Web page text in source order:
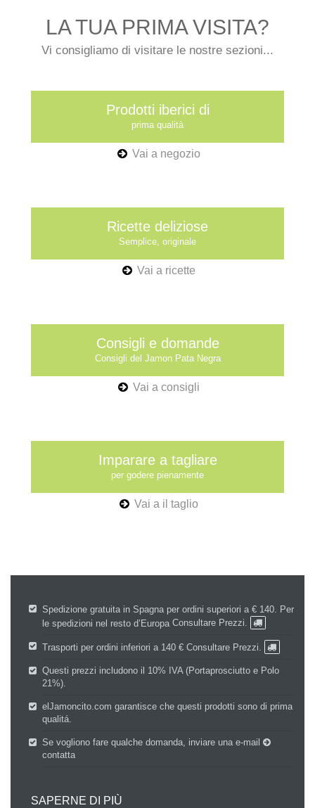
LA TUA PRIMA VISITA?
Vi consigliamo di visitare le nostre sezioni...
Prodotti iberici di
prima qualità
Vai a negozio
Ricette deliziose
Semplice, originale
Vai a ricette
Consigli e domande
Consigli del Jamon Pata Negra
Vai a consigli
Imparare a tagliare
per godere pienamente
Vai a il taglio
Spedizione gratuita in Spagna per ordini superiori a € 140. Per
le spedizioni nel resto d’Europa Consultare Prezzi.
Trasporti per ordini inferiori a 140 € Consultare Prezzi.
Questi prezzi includono il 10% IVA (Portaprosciutto e Polo
21%).
elJamoncito.com garantisce che questi prodotti sono di prima
qualitá.
Se vogliono fare qualche domanda, inviare una e-mail
contatta
SAPERNE DI PIÙ